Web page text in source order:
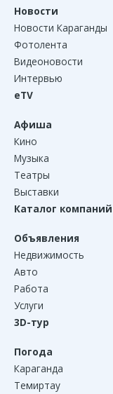
Новости
Новости Караганды
Фотолента
Видеоновости
Интервью
eTV
Афиша
Кино
Музыка
Театры
Выставки
Каталог компаний
Объявления
Недвижимость
Авто
Работа
Услуги
3D-тур
Погода
Караганда
Темиртау